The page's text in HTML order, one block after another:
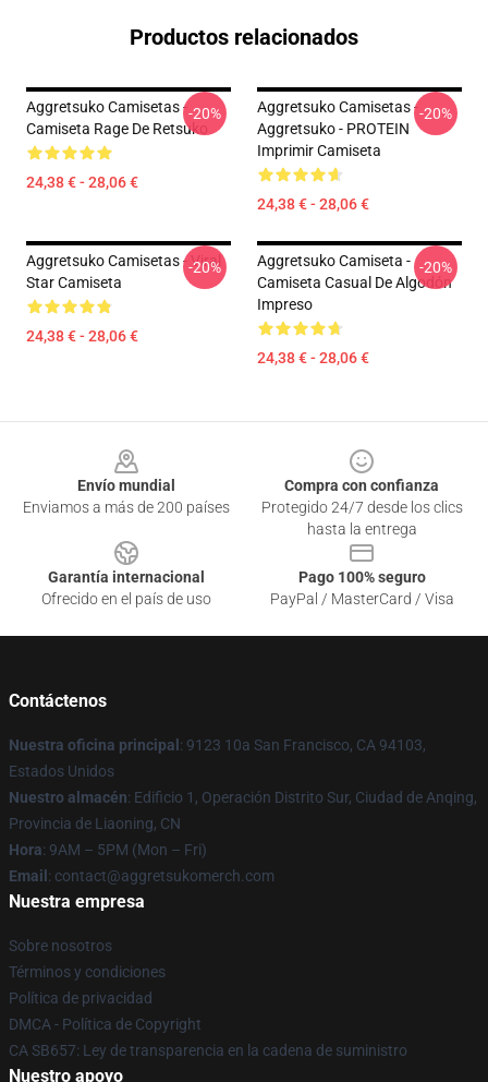
Productos relacionados
Aggretsuko Camisetas -
Camiseta Rage De Retsuko
24,38 € - 28,06 €
-20%
Aggretsuko Camisetas -
Aggretsuko - PROTEIN
Imprimir Camiseta
24,38 € - 28,06 €
-20%
Aggretsuko Camisetas - Viral
Star Camiseta
24,38 € - 28,06 €
-20%
Aggretsuko Camiseta -
Camiseta Casual De Algodón
Impreso
24,38 € - 28,06 €
-20%
Envío mundial
Enviamos a más de 200 países
Compra con confianza
Protegido 24/7 desde los clics
hasta la entrega
Garantía internacional
Ofrecido en el país de uso
Pago 100% seguro
PayPal / MasterCard / Visa
Contáctenos
Nuestra oficina principal : 9123 10a San Francisco, CA 94103,
Estados Unidos
Nuestro almacén: Edificio 1, Operación Distrito Sur, Ciudad de Anqing,
Provincia de Liaoning, CN
Hora: 9AM – 5PM (Mon – Fri)
Email : contact@aggretsukomerch.com
Nuestra empresa
Sobre nosotros
Términos y condiciones
Política de privacidad
DMCA - Política de Copyright
CA SB657: Ley de transparencia en la cadena de suministro
Nuestro apoyo